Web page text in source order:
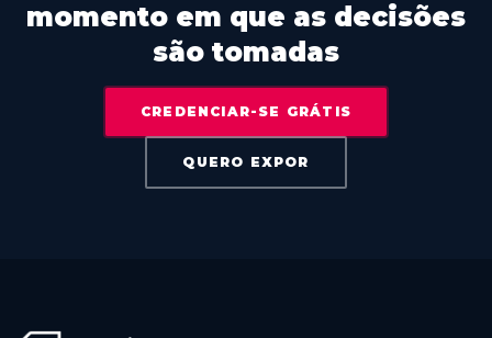
momento em que as decisões
são tomadas
CREDENCIAR-SE GRÁTIS
QUERO EXPOR